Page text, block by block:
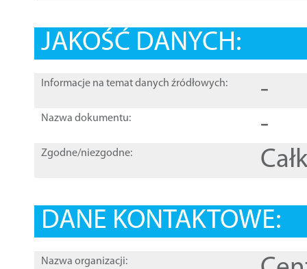
JAKOŚĆ DANYCH:
Informacje na temat danych źródłowych: -
Nazwa dokumentu: -
Zgodne/niezgodne:
DANE KONTAKTOWE:
Nazwa organizacji: